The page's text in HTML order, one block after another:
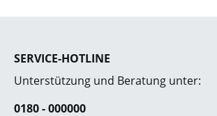
SERVICE-HOTLINE
Unterstützung und Beratung unter:
0180 - 000000